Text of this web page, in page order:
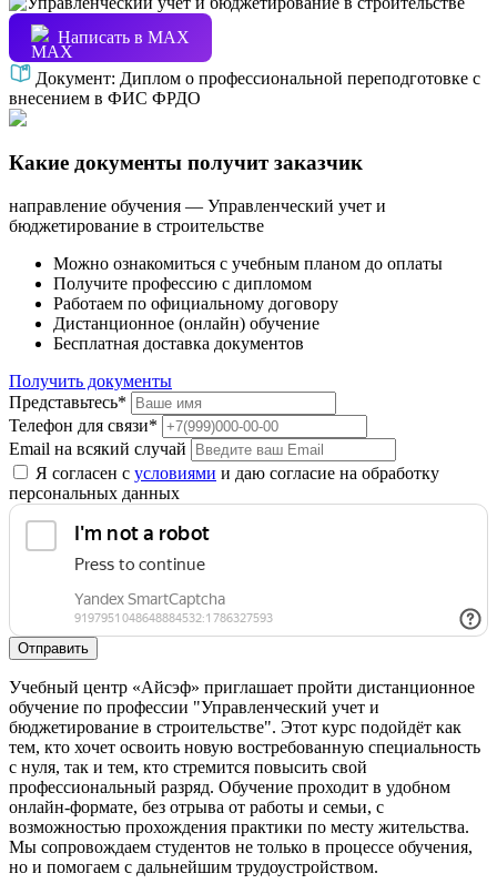
Написать в МАХ
Документ: Диплом о профессиональной переподготовке с
внесением в ФИС ФРДО
Какие документы получит заказчик
направление обучения — Управленческий учет и
бюджетирование в строительстве
Можно ознакомиться с учебным планом до оплаты
Получите профессию с дипломом
Работаем по официальному договору
Дистанционное (онлайн) обучение
Бесплатная доставка документов
Получить документы
Представьтесь*
Телефон для связи*
Email на всякий случай
Я согласен с условиями и даю согласие на обработку
персональных данных
Отправить
Учебный центр «Айсэф» приглашает пройти дистанционное
обучение по профессии "Управленческий учет и
бюджетирование в строительстве". Этот курс подойдёт как
тем, кто хочет освоить новую востребованную специальность
с нуля, так и тем, кто стремится повысить свой
профессиональный разряд. Обучение проходит в удобном
онлайн-формате, без отрыва от работы и семьи, с
возможностью прохождения практики по месту жительства.
Мы сопровождаем студентов не только в процессе обучения,
но и помогаем с дальнейшим трудоустройством.